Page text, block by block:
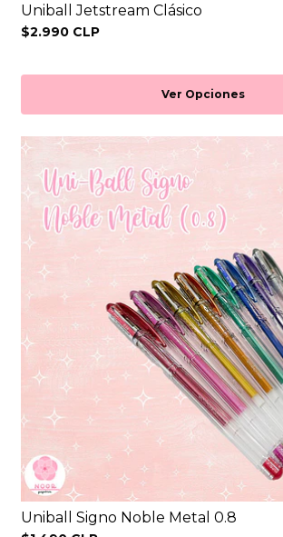
Uniball Jetstream Clásico
$2.990 CLP
Ver Opciones
Uniball Signo Noble Metal 0.8